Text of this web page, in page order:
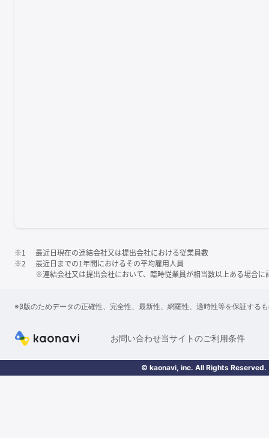
※1
最近日現在の連結会社又は提出会社における従業員数
※2
最近日までの1年間におけるその平均雇用人員
※連結会社又は提出会社において、臨時従業員が相当数以上ある場合に
※β版のためデータの正確性、完全性、最新性、網羅性、適時性等を保証する
お問い合わせ当サイトのご利用条件
© kaonavi, inc. All Rights Reserved.